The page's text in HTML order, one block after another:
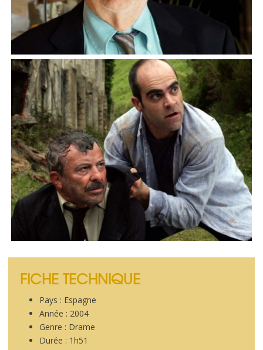
FICHE TECHNIQUE
Pays : Espagne
Année : 2004
Genre : Drame
Durée : 1h51